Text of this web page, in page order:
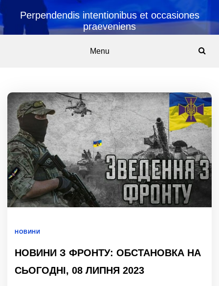
Perpendendis intentionibus et occasiones
praeveniens
Menu
НОВИНИ
НОВИНИ З ФРОНТУ: ОБСТАНОВКА НА
СЬОГОДНІ, 08 ЛИПНЯ 2023